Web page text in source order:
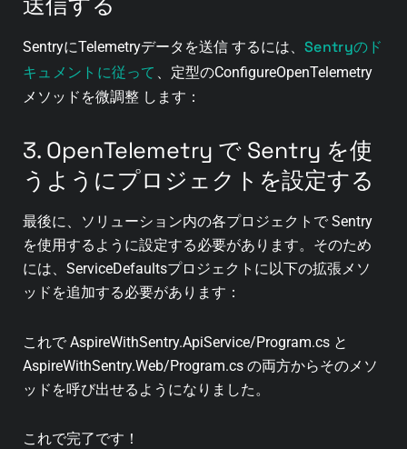
SentryにTelemetryデータを送信 するには、 Sentryのド
キュメントに従って 、定型のConfigureOpenTelemetry
メソッドを微調整 します：
3. OpenTelemetry で Sentry を使
うようにプロジェクトを設定する
最後に、ソリューション内の各プロジェクトで Sentry
を使用するように設定する必要があります。そのため
には、ServiceDefaultsプロジェクトに以下の拡張メソ
ッドを追加する必要があります：
これで AspireWithSentry.ApiService/Program.cs と
AspireWithSentry.Web/Program.cs の両方からそのメソ
ッドを呼び出せるようになりました。
これで完了です！